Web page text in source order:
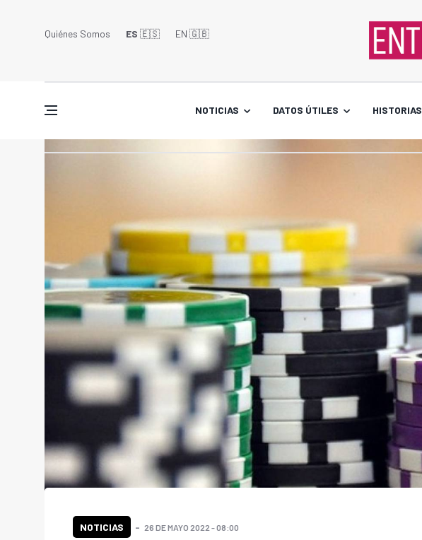
Quiénes Somos ES 🇪🇸 EN 🇬🇧󠁢󠁥󠁮󠁧󠁿
NOTICIAS DATOS ÚTILES HISTORIAS
NOTICIAS 26 DE MAYO 2022 - 08:00